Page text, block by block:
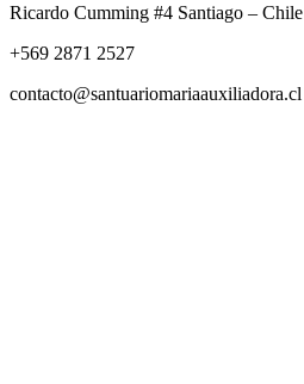
Ricardo Cumming #4 Santiago – Chile
+569 2871 2527
contacto@santuariomariaauxiliadora.cl